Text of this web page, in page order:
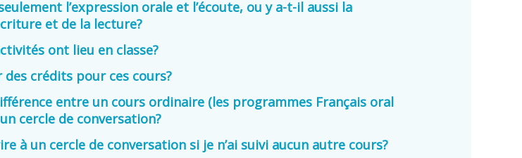
l’expression orale et l’écoute, ou y a-t-il aussi la
et de la lecture?
ont lieu en classe?
des crédits pour ces cours?
entre un cours ordinaire (les programmes Français oral
cercle de conversation?
à un cercle de conversation si je n’ai suivi aucun autre cours?